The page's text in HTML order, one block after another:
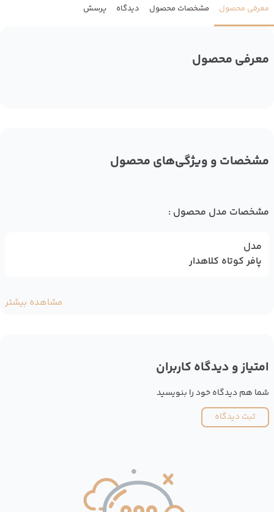
معرفی محصول مشخصات محصول دیدگاه پرسش
معرفی محصول
مشخصات و ویژگی‌های محصول
مشخصات مدل محصول :
مدل
پافر کوتاه کلاهدار
مشاهده بیشتر
امتیاز و دیدگاه کاربران
شما هم دیدگاه خود را بنویسید
ثبت دیدگاه